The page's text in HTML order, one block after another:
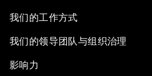
我们的工作方式
我们的领导团队与组织治理
影响力